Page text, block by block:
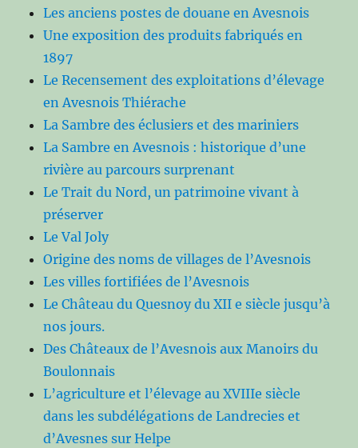
Les anciens postes de douane en Avesnois
Une exposition des produits fabriqués en
1897
Le Recensement des exploitations d’élevage
en Avesnois Thiérache
La Sambre des éclusiers et des mariniers
La Sambre en Avesnois : historique d’une
rivière au parcours surprenant
Le Trait du Nord, un patrimoine vivant à
préserver
Le Val Joly
Origine des noms de villages de l’Avesnois
Les villes fortifiées de l’Avesnois
Le Château du Quesnoy du XII e siècle jusqu’à
nos jours.
Des Châteaux de l’Avesnois aux Manoirs du
Boulonnais
L’agriculture et l’élevage au XVIIIe siècle
dans les subdélégations de Landrecies et
d’Avesnes sur Helpe